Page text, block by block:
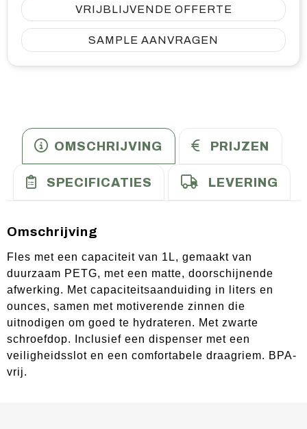
VRIJBLIJVENDE OFFERTE
SAMPLE AANVRAGEN
OMSCHRIJVING PRIJZEN
SPECIFICATIES LEVERING
Omschrijving
Fles met een capaciteit van 1L, gemaakt van
duurzaam PETG, met een matte, doorschijnende
afwerking. Met capaciteitsaanduiding in liters en
ounces, samen met motiverende zinnen die
uitnodigen om goed te hydrateren. Met zwarte
schroefdop. Inclusief een dispenser met een
veiligheidsslot en een comfortabele draagriem. BPA-
vrij.